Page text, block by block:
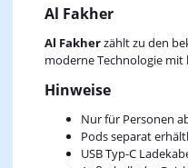
Al Fakher
Al Fakherzählt zu den
moderne Technologie
Hinweise
Nur für Personen
Pods separat
USB Typ-C